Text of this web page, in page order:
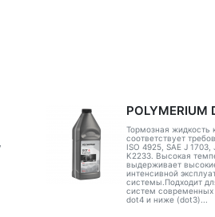
POLYMERIUM
Тормозная жидкость
соответствует
ISO 4925, SAE J 1703,
K2233. Высокая
выдерживает
интенсивной
системы.Подходит
систем
dot4 и ниже (dot3)...